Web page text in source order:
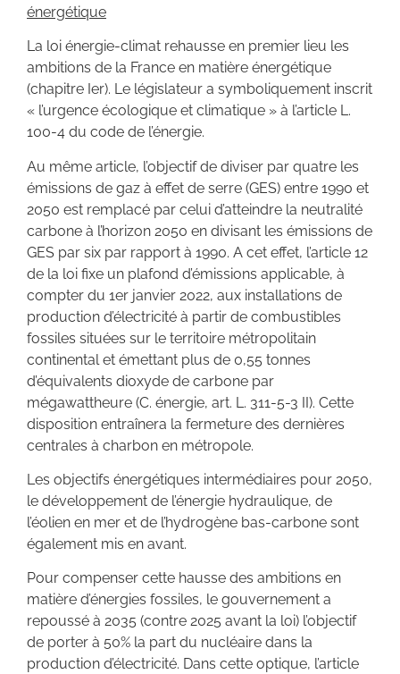
énergétique
La loi énergie-climat rehausse en premier lieu les
ambitions de la France en matière énergétique
(chapitre Ier). Le législateur a symboliquement inscrit
« l’urgence écologique et climatique » à l’article L.
100-4 du code de l’énergie.
Au même article, l’objectif de diviser par quatre les
émissions de gaz à effet de serre (GES) entre 1990 et
2050 est remplacé par celui d’atteindre la neutralité
carbone à l’horizon 2050 en divisant les émissions de
GES par six par rapport à 1990. A cet effet, l’article 12
de la loi fixe un plafond d’émissions applicable, à
compter du 1er janvier 2022, aux installations de
production d’électricité à partir de combustibles
fossiles situées sur le territoire métropolitain
continental et émettant plus de 0,55 tonnes
d’équivalents dioxyde de carbone par
mégawattheure (C. énergie, art. L. 311-5-3 II). Cette
disposition entraînera la fermeture des dernières
centrales à charbon en métropole.
Les objectifs énergétiques intermédiaires pour 2050,
le développement de l’énergie hydraulique, de
l’éolien en mer et de l’hydrogène bas-carbone sont
également mis en avant.
Pour compenser cette hausse des ambitions en
matière d’énergies fossiles, le gouvernement a
repoussé à 2035 (contre 2025 avant la loi) l’objectif
de porter à 50% la part du nucléaire dans la
production d’électricité. Dans cette optique, l’article